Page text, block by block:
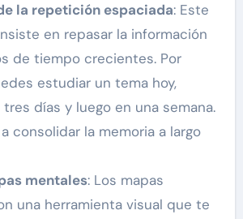
la repetición espaciada: Este
en repasar la información
de tiempo crecientes. Por
estudiar un tema hoy,
días y luego en una semana.
consolidar la memoria a largo
mentales: Los mapas
una herramienta visual que te